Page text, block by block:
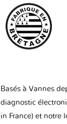
Basés à Vannes
diagnostic
in France) et notre